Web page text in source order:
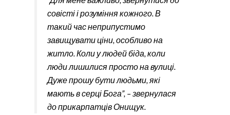
совісті і розуміння кожного. В
такий час неприпустимо
завищувати ціни, особливо на
житло. Коли у людей біда, коли
люди лишилися просто на вулиці.
Дуже прошу бути людьми, які
мають в серці Бога”, – звернулася
до прикарпатців Онищук.